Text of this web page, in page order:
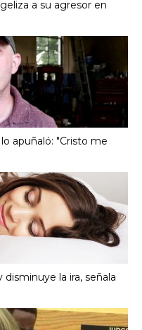
a su agresor en
apuñaló: "Cristo me
la ira, señala